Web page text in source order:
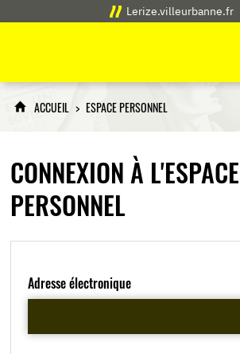
Lerize.villeurbanne.fr
ACCUEIL ESPACE PERSONNEL
CONNEXION À L'ESPACE
PERSONNEL
Adresse électronique